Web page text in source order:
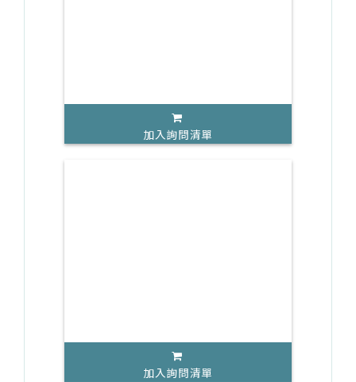
加入詢問清單
加入詢問清單